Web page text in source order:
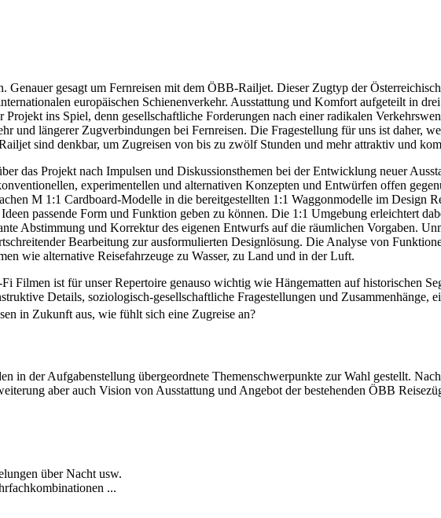
Genauer gesagt um Fernreisen mit dem ÖBB-Railjet. Dieser Zugtyp der
europäischen Schienenverkehr. Ausstattung und Komfort aufgeteilt in
ins Spiel, denn gesellschaftliche Forderungen nach einer radikalen
und längerer Zugverbindungen bei Fernreisen. Die Fragestellung für uns ist daher,
sind denkbar, um Zugreisen von bis zu zwölf Stunden und mehr attraktiv und
das Projekt nach Impulsen und Diskussionsthemen bei der Entwicklung neuer
experimentellen und alternativen Konzepten und Entwürfen offen
M 1:1 Cardboard-Modelle in die bereitgestellten 1:1 Waggonmodelle im Design
passende Form und Funktion geben zu können. Die 1:1 Umgebung erleichtert
Abstimmung und Korrektur des eigenen Entwurfs auf die räumlichen Vorgaben.
Bearbeitung zur ausformulierten Designlösung. Die Analyse von
wie alternative Reisefahrzeuge zu Wasser, zu Land und in der Luft.
Filmen ist für unser Repertoire genauso wichtig wie Hängematten auf historischen
Details, soziologisch-gesellschaftliche Fragestellungen und Zusammenhänge,
in Zukunft aus, wie fühlt sich eine Zugreise an?
in der Aufgabenstellung übergeordnete Themenschwerpunkte zur Wahl gestellt.
aber auch Vision von Ausstattung und Angebot der bestehenden ÖBB
über Nacht usw.
...